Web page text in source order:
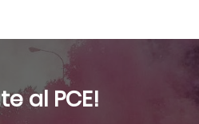
al PCE!